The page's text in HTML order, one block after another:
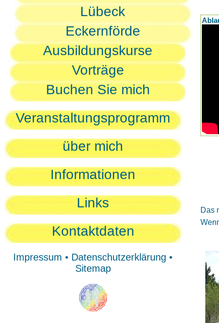
Lübeck
Eckernförde
Ausbildungskurse
Vorträge
Buchen Sie mich
Veranstaltungsprogramm
über mich
Informationen
Links
Kontaktdaten
Impressum • Datenschutzerklärung •
Sitemap
Das